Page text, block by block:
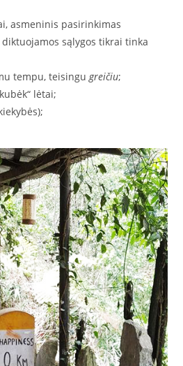
asmeninis pasirinkimas
sąlygos tikrai tinka
tempu, teisingugreičiu;
lėtai;